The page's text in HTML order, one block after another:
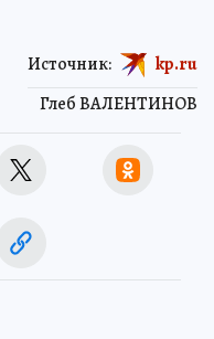
Глеб ВАЛЕНТИНОВ
Источник: kp.ru